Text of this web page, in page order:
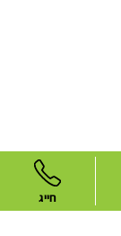
חייג